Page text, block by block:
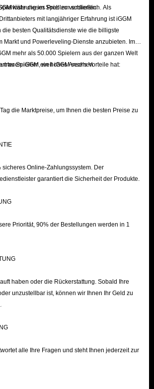
im Krieg zu vermitteln und den
Zusätzlich gibt es neutrale
sich aus dem Konflikt heraushalten
steht ein gewaltiger Krieg bevor, in
ihre Ideale und Interessen kämpft.
zu verhindern.
auf:
die Sicherung von Handelsrouten.
Grafik und rasanter Kampf.
im Spiel zu verdienen.
löste dieses Problem schließlich. Als
mit langjähriger Erfahrung ist iGGM
die besten Qualitätsdienste wie die billigste
Markt und Powerleveling-Dienste anzubieten. Im
mehr als 50.000 Spielern aus der ganzen Welt
Spielern ein hohes Ansehen.
iGGM, weil iGGM sechs Vorteile hat:
die Marktpreise, um Ihnen die besten Preise zu
sicheres Online-Zahlungssystem. Der
garantiert die Sicherheit der Produkte.
Priorität, 90% der Bestellungen werden in 1
haben oder die Rückerstattung. Sobald Ihre
unzustellbar ist, können wir Ihnen Ihr Geld zu
alle Ihre Fragen und steht Ihnen jederzeit zur